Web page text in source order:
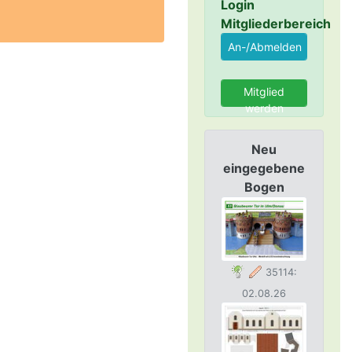
Login
Mitgliederbereich
Mitglied
werden
Neu
eingegebene
Bogen
35114:
02.08.26